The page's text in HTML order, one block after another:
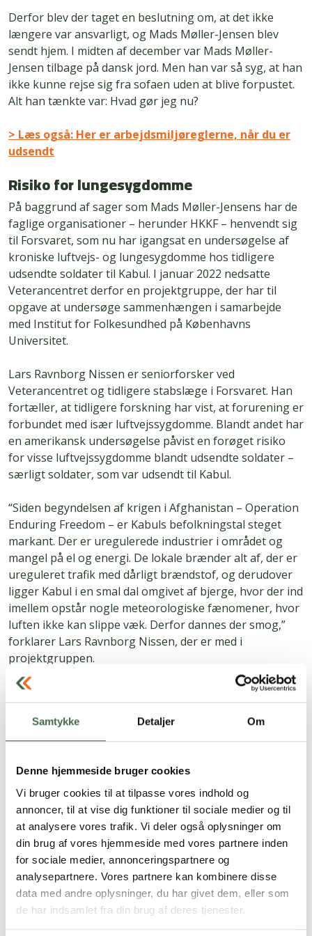
Samtykke Detaljer Om
Denne hjemmeside bruger cookies
Vi bruger cookies til at tilpasse vores indhold og
annoncer, til at vise dig funktioner til sociale medier og til
at analysere vores trafik. Vi deler også oplysninger om
din brug af vores hjemmeside med vores partnere inden
for sociale medier, annonceringspartnere og
analysepartnere. Vores partnere kan kombinere disse
data med andre oplysninger, du har givet dem, eller som
de har indsamlet fra din brug af deres tjenester.
Derfor blev der taget en beslutning om, at det ikke
længere var ansvarligt, og Mads Møller-Jensen blev
sendt hjem. I midten af december var Mads Møller-
Jensen tilbage på dansk jord. Men han var så syg, at han
ikke kunne rejse sig fra sofaen uden at blive forpustet.
Alt han tænkte var: Hvad gør jeg nu?
> Læs også: Her er arbejdsmiljøreglerne, når du er
udsendt
Risiko for lungesygdomme
På baggrund af sager som Mads Møller-Jensens har de
faglige organisationer – herunder HKKF – henvendt sig
til Forsvaret, som nu har igangsat en undersøgelse af
kroniske luftvejs- og lungesygdomme hos tidligere
udsendte soldater til Kabul. I januar 2022 nedsatte
Veterancentret derfor en projektgruppe, der har til
opgave at undersøge sammenhængen i samarbejde
med Institut for Folkesundhed på Københavns
Universitet.
Lars Ravnborg Nissen er seniorforsker ved
Veterancentret og tidligere stabslæge i Forsvaret. Han
fortæller, at tidligere forskning har vist, at forurening er
forbundet med især luftvejssygdomme. Blandt andet har
en amerikansk undersøgelse påvist en forøget risiko
for visse luftvejssygdomme blandt udsendte soldater –
særligt soldater, som var udsendt til Kabul.
“Siden begyndelsen af krigen i Afghanistan – Operation
Enduring Freedom – er Kabuls befolkningstal steget
markant. Der er uregulerede industrier i området og
mangel på el og energi. De lokale brænder alt af, der er
ureguleret trafik med dårligt brændstof, og derudover
ligger Kabul i en smal dal omgivet af bjerge, hvor der ind
imellem opstår nogle meteorologiske fænomener, hvor
luften ikke kan slippe væk. Derfor dannes der smog,”
forklarer Lars Ravnborg Nissen, der er med i
projektgruppen.
Han uddyber, at denne form for luftforurening er
lungesygdomme og sygdomme i luftvejene, herunder
kronisk bronkitis, KOL, astma og lungekræft, men også
åreforkalkning. I den amerikanske undersøgelse var det
særligt hoste, astma og kronisk bronkitis, som
soldaterne led af.
“Hvis man bliver udsat for luftforurening, vil det
optræde som hoste, opspyt og vejrtrækningsbesvær. Vi
ved fra den amerikanske undersøgelse, at symptomerne
kan optræde på kort sigt. Vi kender ikke
langtidseffekterne, men det håber vi at kunne belyse i
vores undersøgelse, da vi har adgang til data